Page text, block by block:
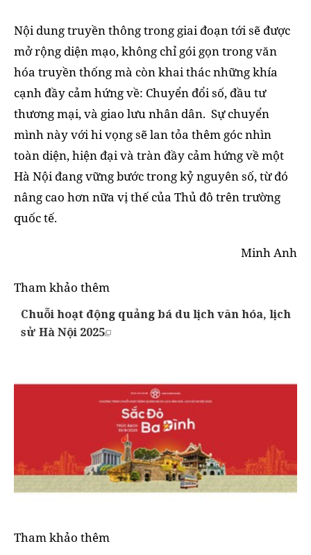
Nội dung truyền thông trong giai đoạn tới sẽ được
mở rộng diện mạo, không chỉ gói gọn trong văn
hóa truyền thống mà còn khai thác những khía
cạnh đầy cảm hứng về: Chuyển đổi số, đầu tư
thương mại, và giao lưu nhân dân. Sự chuyển
mình này với hi vọng sẽ lan tỏa thêm góc nhìn
toàn diện, hiện đại và tràn đầy cảm hứng về một
Hà Nội đang vững bước trong kỷ nguyên số, từ đó
nâng cao hơn nữa vị thế của Thủ đô trên trường
quốc tế.
Minh Anh
Tham khảo thêm
Chuỗi hoạt động quảng bá du lịch văn hóa, lịch
sử Hà Nội 2025
Tham khảo thêm